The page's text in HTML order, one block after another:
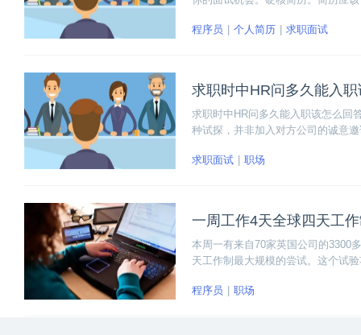
程序员
个人简历 求职面试
求职时中HR问多久能入
求职时中HR问多久能入职该怎么回
种试探，并非加入对方公司的诚意
求职面试
职场
一周工作4天全球四天工
本周一有来自70家英国公司的3300
天工作制最大规模的尝试。这个试
们将收集试验结果并进行分析。
程序员 职场